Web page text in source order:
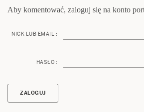
Aby komentować, zaloguj się na konto
NICK LUB EMAIL :
HASŁO :